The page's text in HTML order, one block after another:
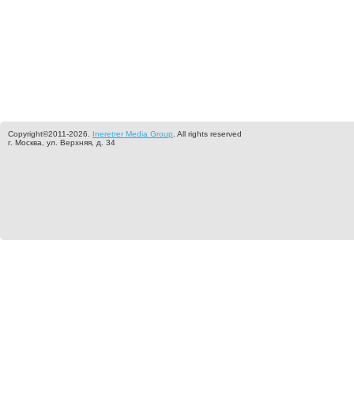
Copyright©2011-2026. Ineretrer Media Group . All rights reserved
г. Москва, ул. Верхняя, д. 34